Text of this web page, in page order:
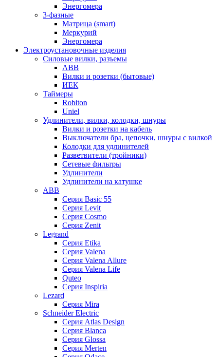
Энергомера
3-фазные
Матрица (smart)
Меркурий
Энергомера
Электроустановочные изделия
Силовые вилки, разъемы
ABB
Вилки и розетки (бытовые)
ИЕК
Таймеры
Robiton
Uniel
Удлинители, вилки, колодки, шнуры
Вилки и розетки на кабель
Выключатели бра, цепочки, шнуры с вилкой
Колодки для удлинителей
Разветвители (тройники)
Сетевые фильтры
Удлинители
Удлинители на катушке
ABB
Серия Basic 55
Серия Levit
Серия Cosmo
Серия Zenit
Legrand
Серия Etika
Серия Valena
Серия Valena Allure
Серия Valena Life
Quteo
Серия Inspiria
Lezard
Серия Mira
Schneider Electric
Серия Atlas Design
Серия Blanca
Серия Glossa
Серия Merten